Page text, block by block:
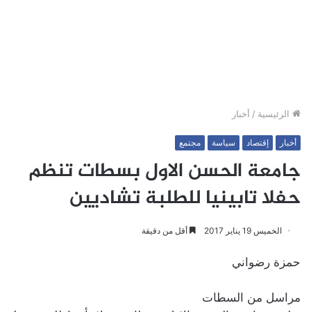
الرئيسية / أخبار
أخبار إقتصاد سياسة مجتمع
جامعة الحسن الاول بسطات تنظم
حفلا تابينيا للطلبة تشاديين
الخميس 19 يناير 2017 أقل من دقيقة
حمزة رضواني
مراسل من السطات